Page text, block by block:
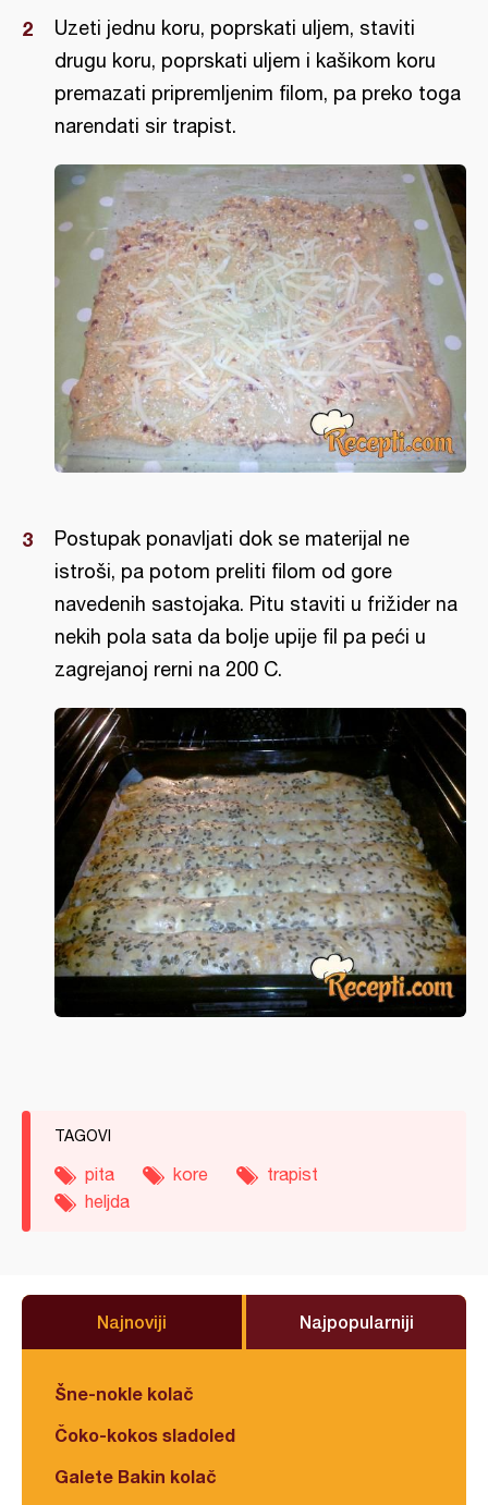
Uzeti jednu koru, poprskati uljem, staviti
drugu koru, poprskati uljem i kašikom koru
premazati pripremljenim filom, pa preko toga
narendati sir trapist.
Postupak ponavljati dok se materijal ne
istroši, pa potom preliti filom od gore
navedenih sastojaka. Pitu staviti u frižider na
nekih pola sata da bolje upije fil pa peći u
zagrejanoj rerni na 200 C.
TAGOVI
pita kore
trapist
heljda
Najnoviji Najpopularniji
Šne-nokle kolač
Čoko-kokos sladoled
Galete Bakin kolač